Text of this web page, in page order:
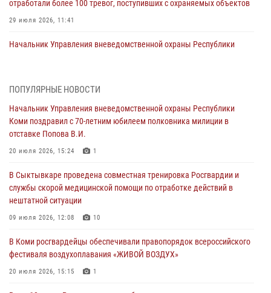
отработали более 100 тревог, поступивших с охраняемых объектов
29 июля 2026, 11:41
Начальник Управления вневедомственной охраны Республики
20 июля 2026, 15:24 1
В Коми росгвардейцы обеспечивали правопорядок всероссийского
фестиваля воздухоплавания «ЖИВОЙ ВОЗДУХ»
филиалов вневедомственной охраны Росгвардии
20 июля 2026, 15:12
В Коми сотрудники вневедомственной охраны выезжали по сигналу
20 июля 2026, 15:08
В Усть-Вымском районе сотрудники вневедомственной охраны
ПОПУЛЯРНЫЕ НОВОСТИ
Начальник Управления вневедомственной охраны Республики
Коми поздравил с 70-летним юбилеем полковника милиции в
отставке Попова В.И.
20 июля 2026, 15:24 1
В Сыктывкаре проведена совместная тренировка Росгвардии и
службы скорой медицинской помощи по отработке действий в
нештатной ситуации
09 июля 2026, 12:08 10
В Коми росгвардейцы обеспечивали правопорядок всероссийского
фестиваля воздухоплавания «ЖИВОЙ ВОЗДУХ»
20 июля 2026, 15:15 1